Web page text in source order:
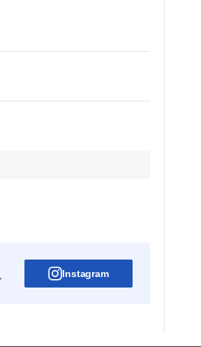
Instagram